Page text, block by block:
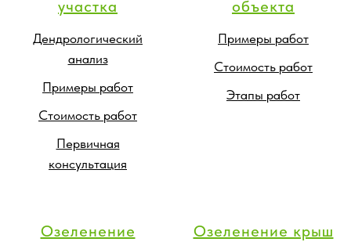
участка
Дендрологический
анализ
Примеры работ
Стоимость работ
Первичная
консультация
объекта
Примеры работ
Стоимость работ
Этапы работ
Озеленение
Озеленение крыш